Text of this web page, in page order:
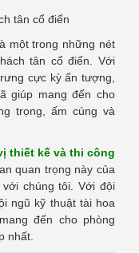
một trong những nét
tân cổ điển. Với
cực kỳ ấn tượng,
giúp mang đến cho
trọng, ấm cúng và
thiết kế và thi công
quan trọng này của
chúng tôi. Với đội
ngũ kỹ thuật tài hoa
đến cho phòng
nhất.